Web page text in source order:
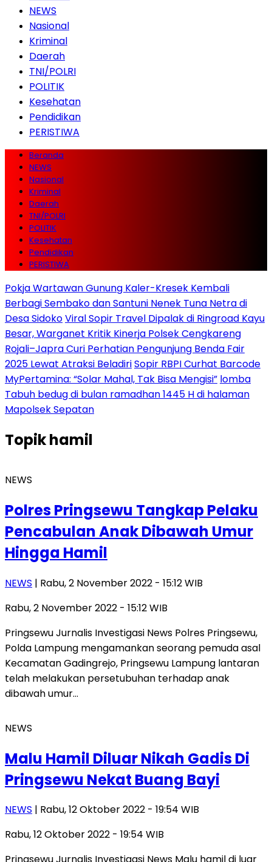
NEWS
Nasional
Kriminal
Daerah
TNI/POLRI
POLITIK
Kesehatan
Pendidikan
PERISTIWA
Beranda
NEWS
Nasional
Kriminal
Daerah
TNI/POLRI
POLITIK
Kesehatan
Pendidikan
PERISTIWA
Pokja Wartawan Gunung Kaler-Kresek Kembali
Berbagi Sembako dan Santuni Nenek Tuna Netra di
Desa SidokoViral Sopir Travel Dipalak di Ringroad Kayu
Besar, Warganet Kritik Kinerja Polsek Cengkareng
Rojali–Japra Curi Perhatian Pengunjung Benda Fair
2025 Lewat Atraksi BeladiriSopir RBPI Curhat Barcode
MyPertamina: “Solar Mahal, Tak Bisa Mengisi” lomba
Tabuh bedug di bulan ramadhan 1445 H di halaman
Mapolsek Sepatan
Topikhamil
NEWS
Polres Pringsewu Tangkap Pelaku
Pencabulan Anak Dibawah Umur
Hingga Hamil
NEWS | Rabu, 2 November 2022 - 15:12 WIB
Rabu, 2 November 2022 - 15:12 WIB
Pringsewu Jurnalis Investigasi News Polres Pringsewu,
Polda Lampung mengamankan seorang pemuda asal
Kecamatan Gadingrejo, Pringsewu Lampung lantaran
telah melakukan persetubuhan terhadap anak
dibawah umur…
NEWS
Malu Hamil Diluar Nikah Gadis Di
Pringsewu Nekat Buang Bayi
NEWS | Rabu, 12 Oktober 2022 - 19:54 WIB
Rabu, 12 Oktober 2022 - 19:54 WIB